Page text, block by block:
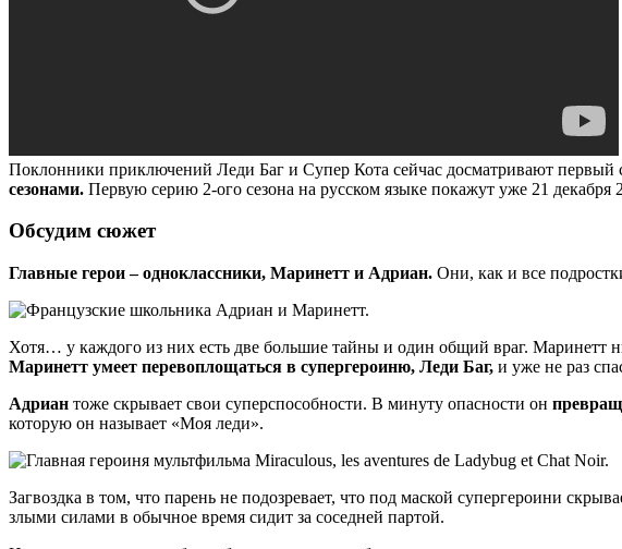
Поклонники приключений Леди Баг и Супер Кота сейчас досматривают
сезонами. Первую серию 2-ого сезона на русском языке покажут уже 21 декабря
Обсудим сюжет
Главные герои – одноклассники, Маринетт и Адриан. Они, как и все
Хотя… у каждого из них есть две большие тайны и один общий враг. Маринетт
Маринетт умеет перевоплощаться в супергероиню, Леди Баг, и уже не раз
Адриан тоже скрывает свои суперспособности. В минуту опасности он
которую он называет «Моя леди».
Загвоздка в том, что парень не подозревает, что под маской супергероини
злыми силами в обычное время сидит за соседней партой.